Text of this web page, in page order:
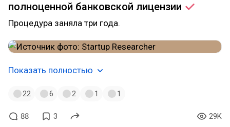
полноценной банковской лицензии
Процедура заняла три года.
Показать полностью
22 6 2 1 1
88 3 29K